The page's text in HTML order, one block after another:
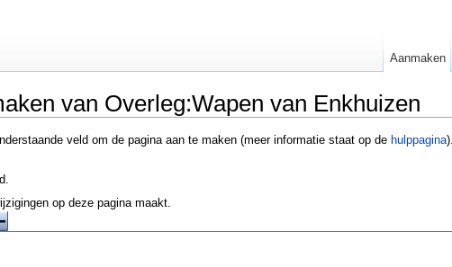
van Overleg:Wapen van Enkhuizen
veld om de pagina aan te maken (meer informatie staat op de hulppagina
op deze pagina maakt.
Aanmaken